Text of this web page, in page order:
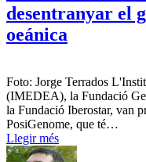
desentranyar el
oeánica
Foto: Jorge Terrados
(IMEDEA), la Fundació
la Fundació Iberostar, van
PosiGenome, que té…
Llegir més